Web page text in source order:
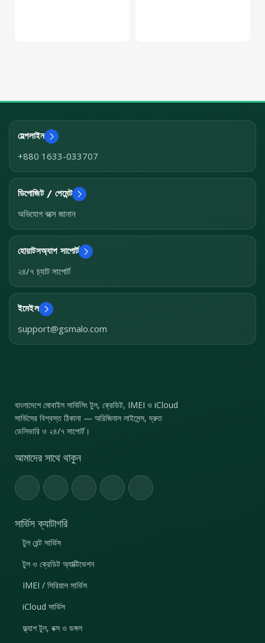
হেল্পলাইন
+880 1633-033707
ডিপোজিট / পেমেন্ট
অভিযোগ বক্সে জানান
হোয়াটসঅ্যাপ সাপোর্ট
২৪/৭ চ্যাট সাপোর্ট
ইমেইল
support@gsmalo.com
বাংলাদেশে মোবাইল সার্ভিসিং টুল, ক্রেডিট, IMEI ও iCloud
সার্ভিসের বিশ্বস্ত ঠিকানা — অরিজিনাল লাইসেন্স, দ্রুত
ডেলিভারি ও ২৪/৭ সাপোর্ট।
আমাদের সাথে থাকুন
সার্ভিস ক্যাটাগরি
টুল রেন্ট সার্ভিস
টুল ও ক্রেডিট অ্যাক্টিভেশন
IMEI / সিরিয়াল সার্ভিস
iCloud সার্ভিস
ফ্ল্যাশ টুল, বক্স ও ডঙ্গল